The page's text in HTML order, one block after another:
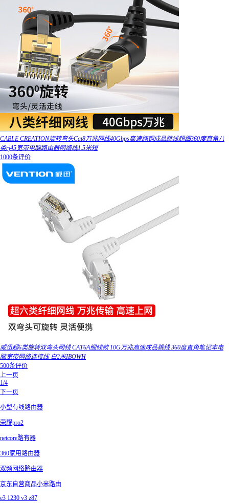
CABLE CREATION旋转弯头Cat8万兆网线40Gbps高速纯铜成品跳线超细360度直角八
类rj45宽带电脑路由器网络线1.5米短
1000条评价
威迅超6类旋转双弯头网线 CAT6A细线款 10G万兆高速成品跳线 360度直角笔记本电
脑宽带网络连接线 白2米IBOWH
500条评价
上一页
1/4
下一页
小型有线路由器
荣耀pro2
netcore路有器
360家用路由器
双频网络路由器
京东自营商品小米路由
e3 1230 v3 z87